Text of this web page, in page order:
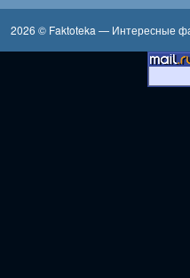
2026 © Faktoteka — Интересные